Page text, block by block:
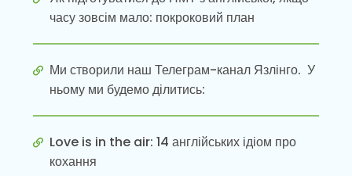
часу зовсім мало: покроковий план
Ми створили наш Телеграм-канал Язлінго. У
ньому ми будемо ділитись:
Love is in the air: 14 англійських ідіом про
кохання